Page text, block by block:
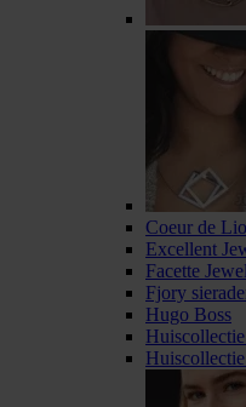
Coeur de
Excellent
Facette
Fjory
Hugo Boss